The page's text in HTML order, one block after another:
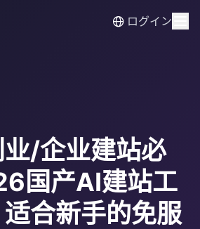
ログイン
/企业建站必
国产AI建站工
合新手的免服